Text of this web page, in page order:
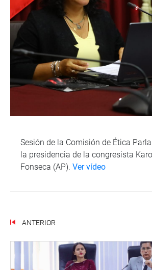
Sesión de la Comisión de Ética
la presidencia de la congresista
Fonseca (AP). Ver vídeo
ANTERIOR